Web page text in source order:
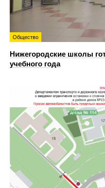
Общество
Нижегородские школы
учебного года